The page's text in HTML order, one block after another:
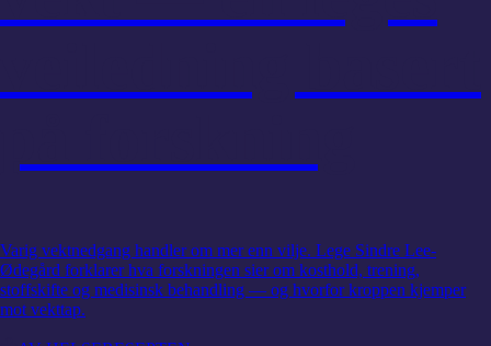
Varig vektnedgang handler om mer enn vilje. Lege Sindre Lee-
Ødegård forklarer hva forskningen sier om kosthold, trening,
stoffskifte og medisinsk behandling — og hvorfor kroppen kjemper
mot vekttap.